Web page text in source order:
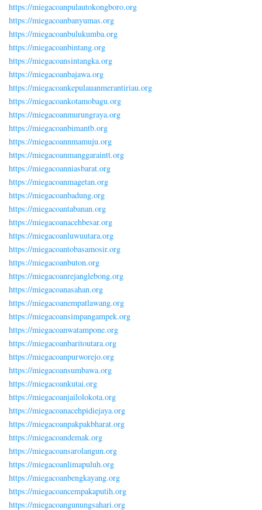
https://miegacoanpulautokongboro.org
https://miegacoanbanyumas.org
https://miegacoanbulukumba.org
https://miegacoanbintang.org
https://miegacoansintangka.org
https://miegacoanbajawa.org
https://miegacoankepulauanmerantiriau.org
https://miegacoankotamobagu.org
https://miegacoanmurungraya.org
https://miegacoanbimantb.org
https://miegacoannmamuju.org
https://miegacoanmanggaraintt.org
https://miegacoanniasbarat.org
https://miegacoanmagetan.org
https://miegacoanbadung.org
https://miegacoantabanan.org
https://miegacoanacehbesar.org
https://miegacoanluwuutara.org
https://miegacoantobasamosir.org
https://miegacoanbuton.org
https://miegacoanrejanglebong.org
https://miegacoanasahan.org
https://miegacoanempatlawang.org
https://miegacoansimpangampek.org
https://miegacoanwatampone.org
https://miegacoanbaritoutara.org
https://miegacoanpurworejo.org
https://miegacoansumbawa.org
https://miegacoankutai.org
https://miegacoanjailolokota.org
https://miegacoanacehpidiejaya.org
https://miegacoanpakpakbharat.org
https://miegacoandemak.org
https://miegacoansarolangun.org
https://miegacoanlimapuluh.org
https://miegacoanbengkayang.org
https://miegacoancempakaputih.org
https://miegacoangunungsahari.org